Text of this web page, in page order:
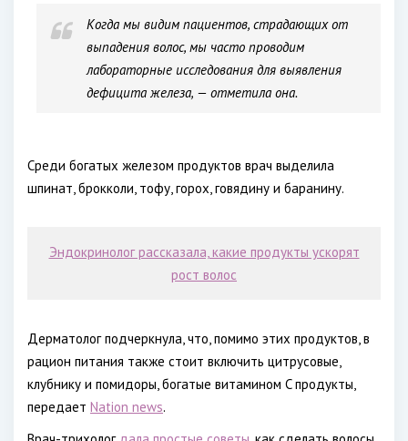
Когда мы видим пациентов, страдающих от
выпадения волос, мы часто проводим
лабораторные исследования для выявления
дефицита железа, — отметила она.
Среди богатых железом продуктов врач выделила
шпинат, брокколи, тофу, горох, говядину и баранину.
Эндокринолог рассказала, какие продукты ускорят
рост волос
Дерматолог подчеркнула, что, помимо этих продуктов, в
рацион питания также стоит включить цитрусовые,
клубнику и помидоры, богатые витамином C продукты,
передает Nation news.